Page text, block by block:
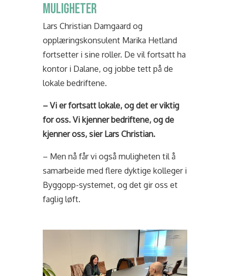
MULIGHETER
Lars Christian Damgaard og
opplæringskonsulent Marika Hetland
fortsetter i sine roller. De vil fortsatt ha
kontor i Dalane, og jobbe tett på de
lokale bedriftene.
– Vi er fortsatt lokale, og det er viktig
for oss. Vi kjenner bedriftene, og de
kjenner oss, sier Lars Christian.
– Men nå får vi også muligheten til å
samarbeide med flere dyktige kolleger i
Byggopp-systemet, og det gir oss et
faglig løft.